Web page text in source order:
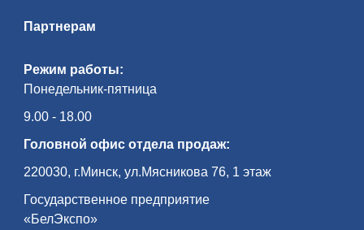
Режим работы:
Понедельник-пятница
9.00 - 18.00
Головной офис отдела продаж:
220030, г.Минск, ул.Мясникова 76, 1 этаж
Государственное предприятие
«БелЭкспо»
Партнерам